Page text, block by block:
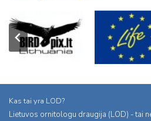
Kas tai yra LOD?
Lietuvos ornitologu draugija (LOD) - tai